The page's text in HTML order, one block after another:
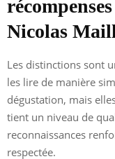
Nicolas
Les distinctions sont
les lire de manière
dégustation, mais
tient un niveau de
reconnaissances
respectée.